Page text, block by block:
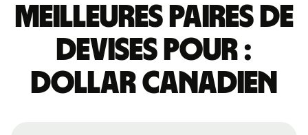
Meilleures paires de
devises pour :
dollar canadien